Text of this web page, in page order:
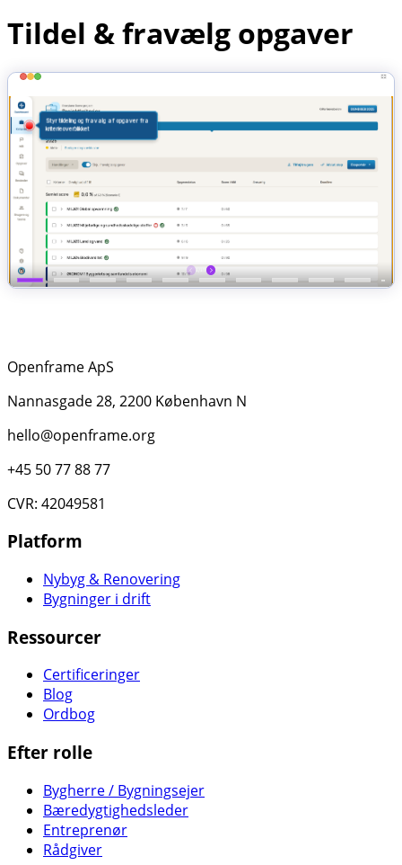
Tildel & fravælg opgaver
Openframe ApS
Nannasgade 28, 2200 København N
hello@openframe.org
+45 50 77 88 77
CVR: 42049581
Platform
Nybyg & Renovering
Bygninger i drift
Ressourcer
Certificeringer
Blog
Ordbog
Efter rolle
Bygherre / Bygningsejer
Bæredygtighedsleder
Entreprenør
Rådgiver